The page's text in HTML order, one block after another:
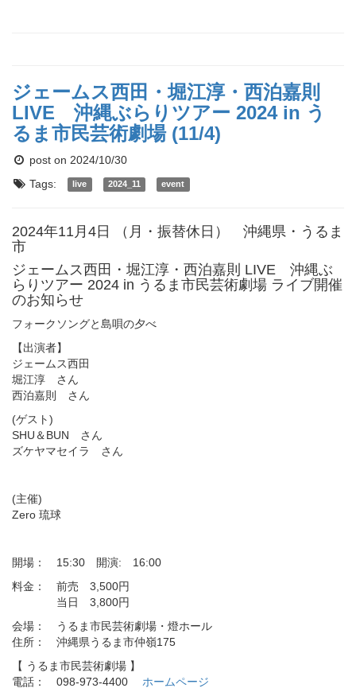
ジェームス西田・堀江淳・西泊嘉則
LIVE 沖縄ぶらりツアー 2024 in う
るま市民芸術劇場 (11/4)
post on 2024/10/30
Tags:
live 2024_11 event
2024年11月4日 （月・振替休日） 沖縄県・うるま
市
ジェームス西田・堀江淳・西泊嘉則 LIVE 沖縄ぶ
らりツアー 2024 in うるま市民芸術劇場 ライブ開催
のお知らせ
フォークソングと島唄の夕べ
【出演者】
ジェームス西田
堀江淳 さん
西泊嘉則 さん
(ゲスト)
SHU＆BUN さん
ズケヤマセイラ さん
(主催)
Zero 琉球
開場： 15:30 開演: 16:00
料金： 前売 3,500円
当日 3,800円
会場： うるま市民芸術劇場・燈ホール
住所： 沖縄県うるま市仲嶺175
【 うるま市民芸術劇場 】
電話： 098-973-4400 ホームページ